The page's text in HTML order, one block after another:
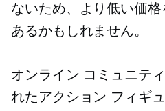
ないため、より低い価
あるかもしれません。
オンライン コミュニテ
れたアクション フィギ